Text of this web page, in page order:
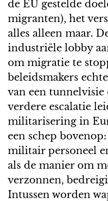
de EU gestelde
migranten), het
alles alleen maar.
industriële lobby
om migratie te
beleidsmakers
van een tunnelvisie
verdere escalatie
militarisering in
een schep
militair personeel
als de manier om
verzonnen,
Intussen worden